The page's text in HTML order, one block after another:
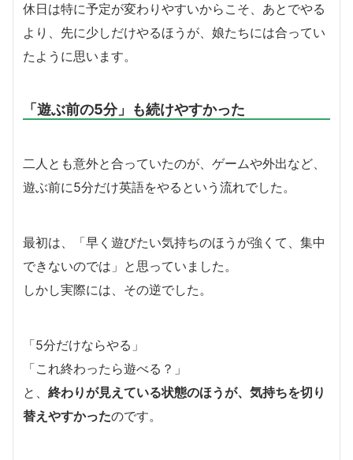
休日は特に予定が変わりやすいからこそ、あとでやる
より、先に少しだけやるほうが、娘たちには合ってい
たように思います。
「遊ぶ前の5分」も続けやすかった
二人とも意外と合っていたのが、ゲームや外出など、
遊ぶ前に5分だけ英語をやるという流れでした。
最初は、「早く遊びたい気持ちのほうが強くて、集中
できないのでは」と思っていました。
しかし実際には、その逆でした。
「5分だけならやる」
「これ終わったら遊べる？」
と、 終わりが見えている状態のほうが、気持ちを切り
替えやすかったのです。